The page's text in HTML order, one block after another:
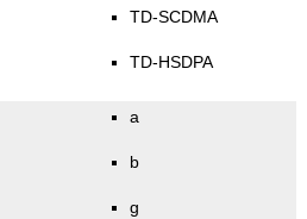
TD-SCDMA
TD-HSDPA
a
b
g